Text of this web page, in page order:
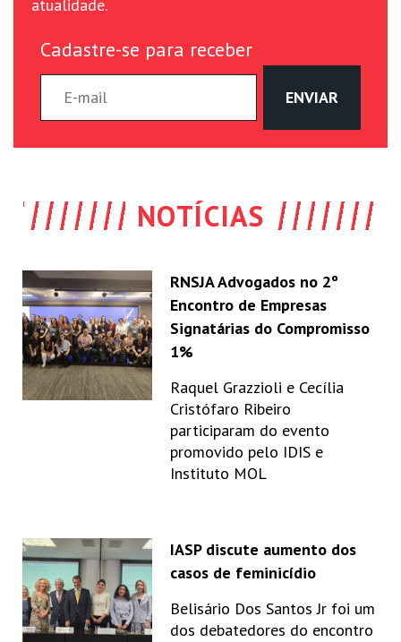
atualidade.
Cadastre-se para receber
NOTÍCIAS
RNSJA Advogados no 2º
Encontro de Empresas
Signatárias do Compromisso
1%
Raquel Grazzioli e Cecília
Cristófaro Ribeiro
participaram do evento
promovido pelo IDIS e
Instituto MOL
IASP discute aumento dos
casos de feminicídio
Belisário Dos Santos Jr foi um
dos debatedores do encontro